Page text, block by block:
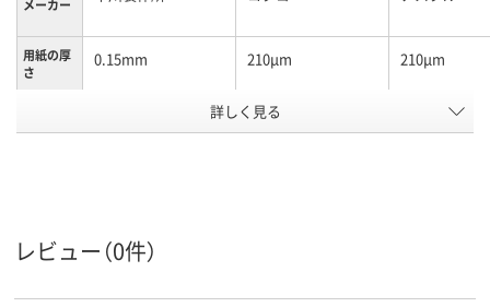
メーカー
用紙の厚
さ
0.15mm 210μm 210μm
類
フルカラー用紙 フルカラー
スコア
詳しく見る
レビュー（0件）